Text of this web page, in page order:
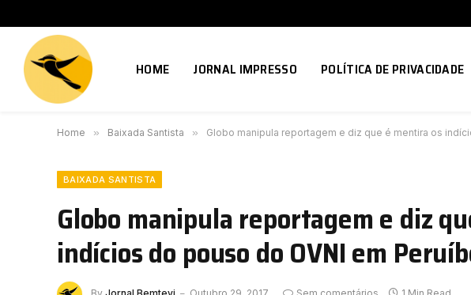
HOME JORNAL IMPRESSO POLÍTICA DE PRIVACIDADE
Home » Baixada Santista » Globo manipula reportagem e diz que é mentira os
BAIXADA SANTISTA
Globo manipula reportagem e diz
indícios do pouso do OVNI em